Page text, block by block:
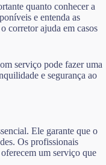
quanto conhecer a
e entenda as
corretor ajuda em casos
serviço pode fazer uma
e segurança ao
Ele garante que o
Os profissionais
um serviço que